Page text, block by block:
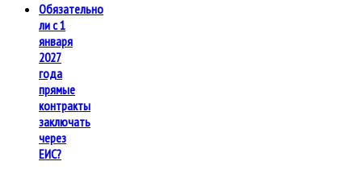
Обязательно
ли с 1
января
2027
года
прямые
контракты
заключать
через
ЕИС?